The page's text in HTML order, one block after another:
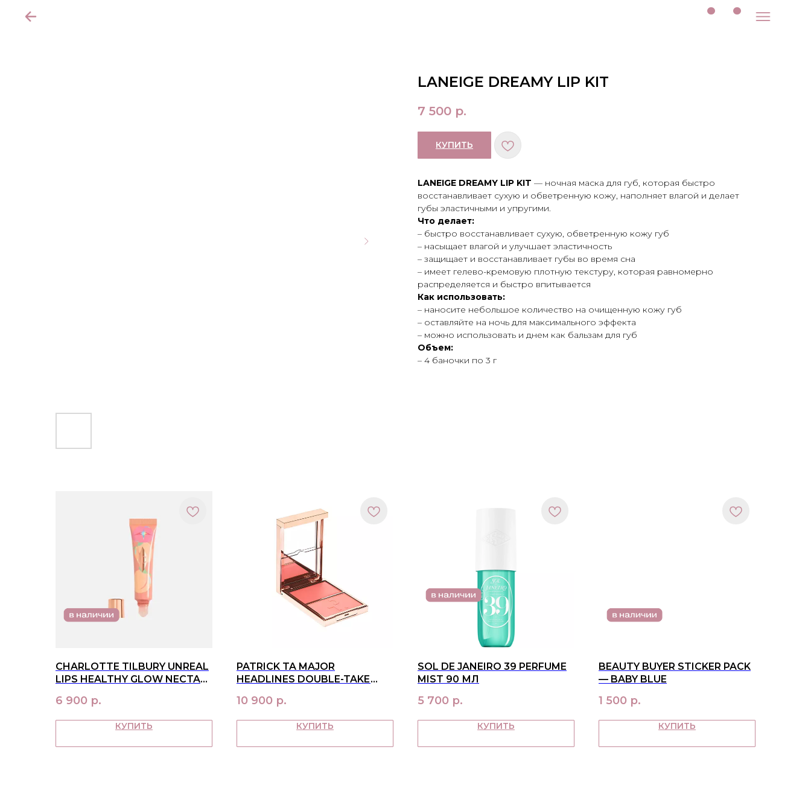
LANEIGE DREAMY LIP KIT
7 500 р.
КУПИТЬ
LANEIGE DREAMY LIP KIT — ночная маска для губ, которая быстро
восстанавливает сухую и обветренную кожу, наполняет влагой и делает
губы эластичными и упругими.
Что делает:
– быстро восстанавливает сухую, обветренную кожу губ
– насыщает влагой и улучшает эластичность
– защищает и восстанавливает губы во время сна
– имеет гелево-кремовую плотную текстуру, которая равномерно
распределяется и быстро впитывается
Как использовать:
– наносите небольшое количество на очищенную кожу губ
– оставляйте на ночь для максимального эффекта
– можно использовать и днем как бальзам для губ
Объем:
– 4 баночки по 3 г
CHARLOTTE TILBURY UNREAL
LIPS HEALTHY GLOW NECTAR
6 900 р.
КУПИТЬ
PATRICK TA MAJOR
HEADLINES DOUBLE-TAKE
SOFT LAUNCH
10 900 р.
КУПИТЬ
SOL DE JANEIRO 39 PERFUME
MIST 90 МЛ
5 700 р.
КУПИТЬ
BEAUTY BUYER STICKER PACK
— BABY BLUE
1 500 р.
КУПИТЬ